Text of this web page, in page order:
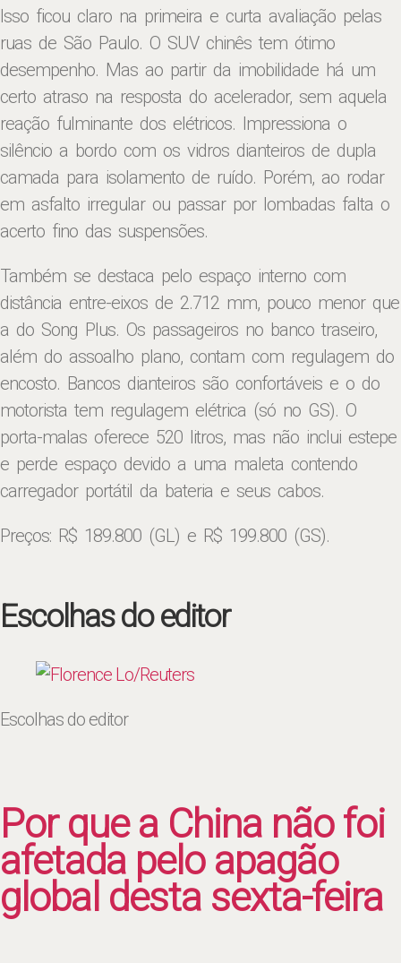
Isso ficou claro na primeira e curta avaliação pelas
ruas de São Paulo. O SUV chinês tem ótimo
desempenho. Mas ao partir da imobilidade há um
certo atraso na resposta do acelerador, sem aquela
reação fulminante dos elétricos. Impressiona o
silêncio a bordo com os vidros dianteiros de dupla
camada para isolamento de ruído. Porém, ao rodar
em asfalto irregular ou passar por lombadas falta o
acerto fino das suspensões.
Também se destaca pelo espaço interno com
distância entre-eixos de 2.712 mm, pouco menor que
a do Song Plus. Os passageiros no banco traseiro,
além do assoalho plano, contam com regulagem do
encosto. Bancos dianteiros são confortáveis e o do
motorista tem regulagem elétrica (só no GS). O
porta-malas oferece 520 litros, mas não inclui estepe
e perde espaço devido a uma maleta contendo
carregador portátil da bateria e seus cabos.
Preços: R$ 189.800 (GL) e R$ 199.800 (GS).
Escolhas do editor
Escolhas do editor
Por que a China não foi
afetada pelo apagão
global desta sexta-feira